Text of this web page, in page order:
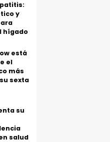
y
hígado
está
el
más
sexta
su
salud